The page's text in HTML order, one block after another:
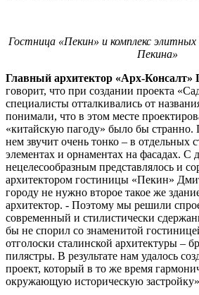
Гостница «Пекин» и комплекс
Пекина»
Главный архитектор «Арх-Консалт»
говорит, что при создании проекта
специалисты отталкивались от
понимали, что в этом месте
«китайскую пагоду» было бы странно.
нем звучит очень тонко – в отдельных
элементах и орнаментах на фасадах. С
нецелесообразным представлялось и
архитектором гостиницы «Пекин»
городу не нужно второе такое же
архитектор. - Поэтому мы решили
современный и стилистически
бы не спорил со знаменитой
отголоски сталинской архитектуры –
пилястры. В результате нам удалось
проект, который в то же время
окружающую историческую